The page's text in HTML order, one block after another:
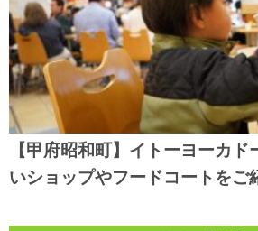
【甲府昭和町】イトーヨーカド
いショップやフードコートをご